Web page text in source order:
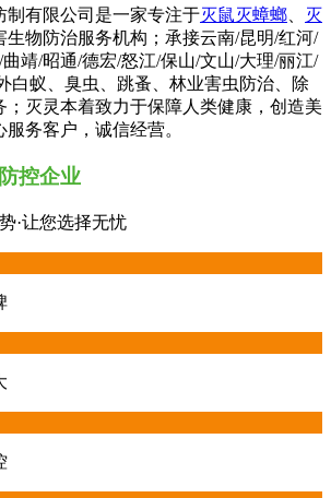
制有限公司是一家专注于灭鼠灭蟑螂
灭
生物防治服务机构；承接云南/昆明/红河/
靖/昭通/德宏/怒江/保山/文山/大理/丽江/
白蚁、臭虫、跳蚤、林业害虫防治、除
；灭灵本着致力于保障人类健康，创造美
务客户，诚信经营。
控企业
·让您选择无忧